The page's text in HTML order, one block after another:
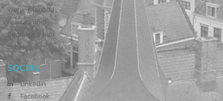
Woningaanbod
Huuraanbod
Bedrijfsaanbod
Stil aanbod
SOCIAL
Linkedin
Facebook